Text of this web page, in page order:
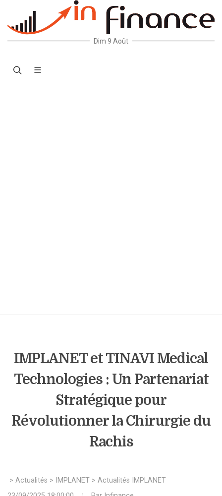
Dim 9 Août
IMPLANET et TINAVI Medical
Technologies : Un Partenariat
Stratégique pour
Révolutionner la Chirurgie du
Rachis
> Actualités > IMPLANET > Actualités IMPLANET